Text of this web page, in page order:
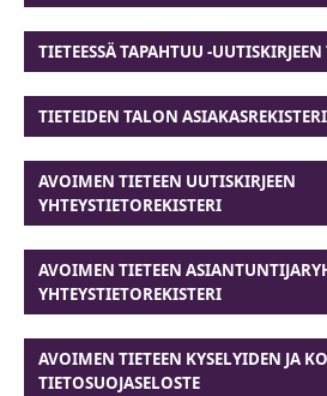
TIETEESSÄ TAPAHTUU -
TIETEIDEN TALON ASIAKASREKISTERI
AVOIMEN TIETEEN UUTISKIRJEEN
YHTEYSTIETOREKISTERI
AVOIMEN TIETEEN
YHTEYSTIETOREKISTERI
AVOIMEN TIETEEN KYSELYIDEN JA
TIETOSUOJASELOSTE